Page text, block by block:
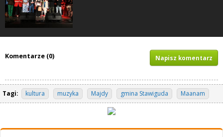
Komentarze (0) Napisz komentarz
Tagi: kultura muzyka Majdy gmina Stawiguda Maanam